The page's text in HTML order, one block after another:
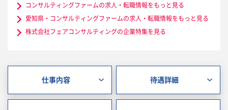
コンサルティングファームの求人・転職情報をもっと見る
愛知県・コンサルティングファームの求人・転職情報をもっと見る
株式会社フェアコンサルティングの企業特集を見る
仕事内容 待遇詳細